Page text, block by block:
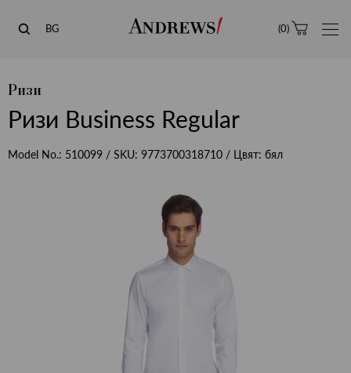
Andrews
BG (0)
Ризи
Ризи Business Regular
Model No.: 510099 / SKU: 9773700318710 / Цвят: бял